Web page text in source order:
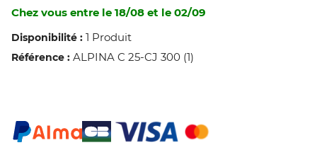
Chez vous entre le 18/08 et le 02/09
Disponibilité : 1 Produit
Référence : ALPINA C 25-CJ 300 (1)